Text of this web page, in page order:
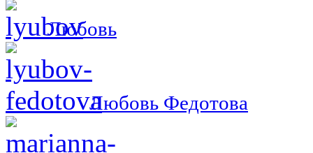
Любовь
Любовь Федотова